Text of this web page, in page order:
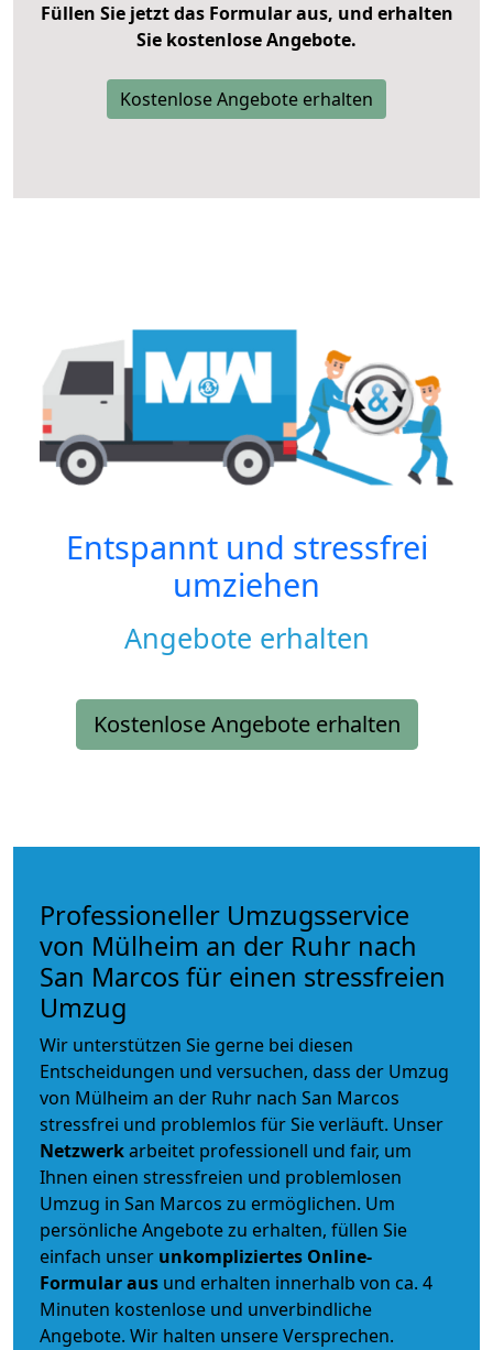
Füllen Sie jetzt das Formular aus, und erhalten
Sie kostenlose Angebote.
Kostenlose Angebote erhalten
Entspannt und stressfrei
umziehen
Angebote erhalten
Kostenlose Angebote erhalten
Professioneller Umzugsservice
von Mülheim an der Ruhr nach
San Marcos für einen stressfreien
Umzug
Wir unterstützen Sie gerne bei diesen
Entscheidungen und versuchen, dass der Umzug
von Mülheim an der Ruhr nach San Marcos
stressfrei und problemlos für Sie verläuft. Unser
Netzwerkarbeitet professionell und fair, um
Ihnen einen stressfreien und problemlosen
Umzug in San Marcos zu ermöglichen. Um
persönliche Angebote zu erhalten, füllen Sie
einfach unser unkompliziertes Online-
Formular aus und erhalten innerhalb von ca. 4
Minuten kostenlose und unverbindliche
Angebote. Wir halten unsere Versprechen.